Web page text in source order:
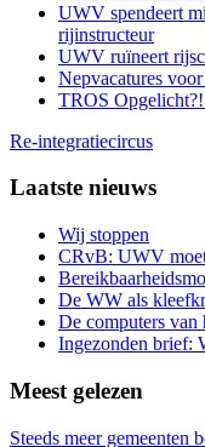
UWV spendeert
rijinstructeur
UWV ruïneert
Nepvacatures
TROS
Re-integratiecircus
Laatste nieuws
Wij stoppen
CRvB: UWV moet
De WW als
De computers
Ingezonden brief:
Meest gelezen
Steeds meer gemeenten